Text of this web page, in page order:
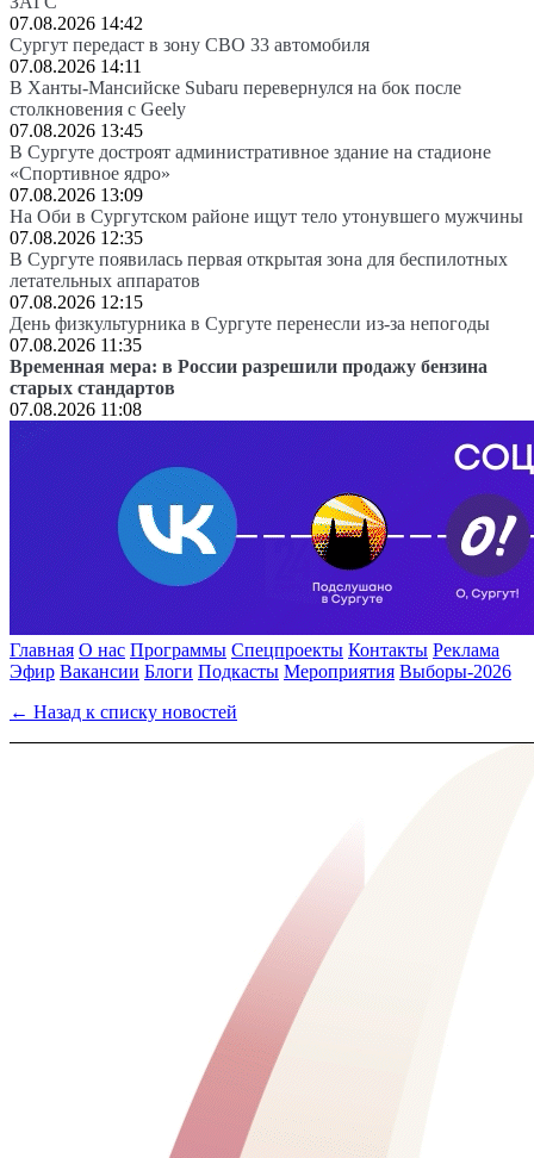
07.08.2026 14:42
Сургут передаст в зону СВО 33 автомобиля
07.08.2026 14:11
В Ханты-Мансийске Subaru перевернулся на бок после
столкновения с Geely
07.08.2026 13:45
В Сургуте достроят административное здание на стадионе
«Спортивное ядро»
07.08.2026 13:09
На Оби в Сургутском районе ищут тело утонувшего мужчины
07.08.2026 12:35
В Сургуте появилась первая открытая зона для беспилотных
летательных аппаратов
07.08.2026 12:15
День физкультурника в Сургуте перенесли из-за непогоды
07.08.2026 11:35
Временная мера: в России разрешили продажу бензина
старых стандартов
07.08.2026 11:08
Главная О нас Программы Спецпроекты Контакты Реклама
Эфир Вакансии Блоги Подкасты Мероприятия Выборы-2026
← Назад к списку новостей